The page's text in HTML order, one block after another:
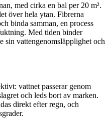
med cirka en bal per 20 m².
över hela ytan. Fibrerna
binda samman, en process
Med tiden binder
sin vattengenomsläpplighet och
vattnet passerar genom
och leds bort av marken.
direkt efter regn, och